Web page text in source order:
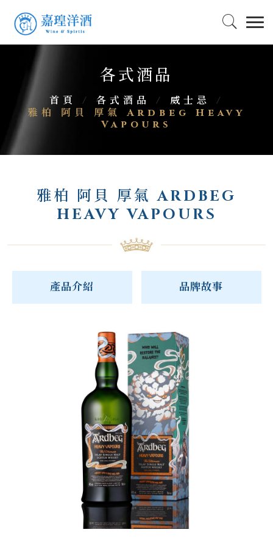
各式酒品
首頁 / 各式酒品 / 威士忌
/
雅柏 阿貝 厚氣 Ardbeg Heavy
Vapours
雅柏 阿貝 厚氣 ARDBEG
HEAVY VAPOURS
產品介紹 品牌故事